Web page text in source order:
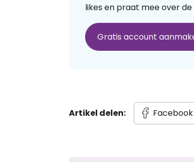
likes en praat mee over
Gratis account
Artikel delen: Facebook